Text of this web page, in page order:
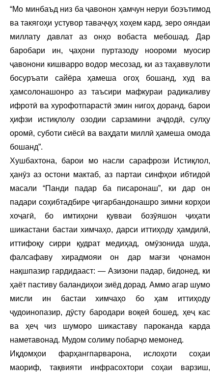
“Мо минбаъд низ ба ҷавонон ҳамчун неруи боэътимод
ва такягоҳи устувор таваҷҷуҳ хоҳем кард, зеро ояндаи
миллату давлат аз онҳо вобаста мебошад. Дар
баробари ин, ҷаҳони пуртазоду ноороми муосир
ҷавонони кишварро водор месозад, ки аз таҳаввулоти
босуръати сайёра ҳамеша огоҳ бошанд, худ ва
ҳамсолонашонро аз таъсири мафкураи радикаливу
ифротӣ ва хурофотпарастӣ эмин нигоҳ доранд, барои
ҳифзи истиқлолу озодии сарзамини аҷдодӣ, сулҳу
оромӣ, суботи сиёсӣ ва ваҳдати миллӣ ҳамеша омода
бошанд”.
Хушбахтона, барои мо насли сарафрози Истиқлол,
ҳанӯз аз остони мактаб, аз партаи синфҳои ибтидоӣ
масали “Панди падар ба писаронаш”, ки дар он
падари соҳибтадбире ҷигарбандонашро зимни корҳои
хоҷагӣ, бо имтиҳони қувваи бозӯяшон ҷиҳати
шикастани бастаи химчаҳо, дарси иттиҳоду ҳамдилӣ,
иттифоқу сирри қудрат медиҳад, омӯзонида шуда,
фалсафаву хирадмояи он дар мағзи ҷонамон
нақшпазир гардидааст: — Азизони падар, бидонед, ки
ҳаёт пастиву баландиҳои зиёд дорад. Аммо агар шумо
мисли ин бастаи химчаҳо бо ҳам иттиҳоду
ҷудоинопазир, дӯсту бародари воқеӣ бошед, ҳеҷ кас
ва ҳеҷ чиз шуморо шикаставу пароканда карда
наметавонад. Мудом солиму побарҷо мемонед.
Иқдомҳои фарҳангпарварона, ислоҳоти соҳаи
маориф, тақвияти инфрасохтори соҳаи варзиш,